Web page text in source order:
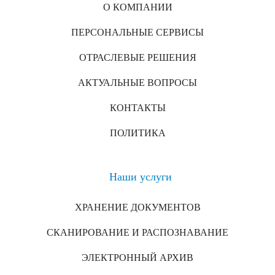
О КОМПАНИИ
ПЕРСОНАЛЬНЫЕ СЕРВИСЫ
ОТРАСЛЕВЫЕ РЕШЕНИЯ
АКТУАЛЬНЫЕ ВОПРОСЫ
КОНТАКТЫ
ПОЛИТИКА
Наши услуги
ХРАНЕНИЕ ДОКУМЕНТОВ
СКАНИРОВАНИЕ И РАСПОЗНАВАНИЕ
ЭЛЕКТРОННЫЙ АРХИВ